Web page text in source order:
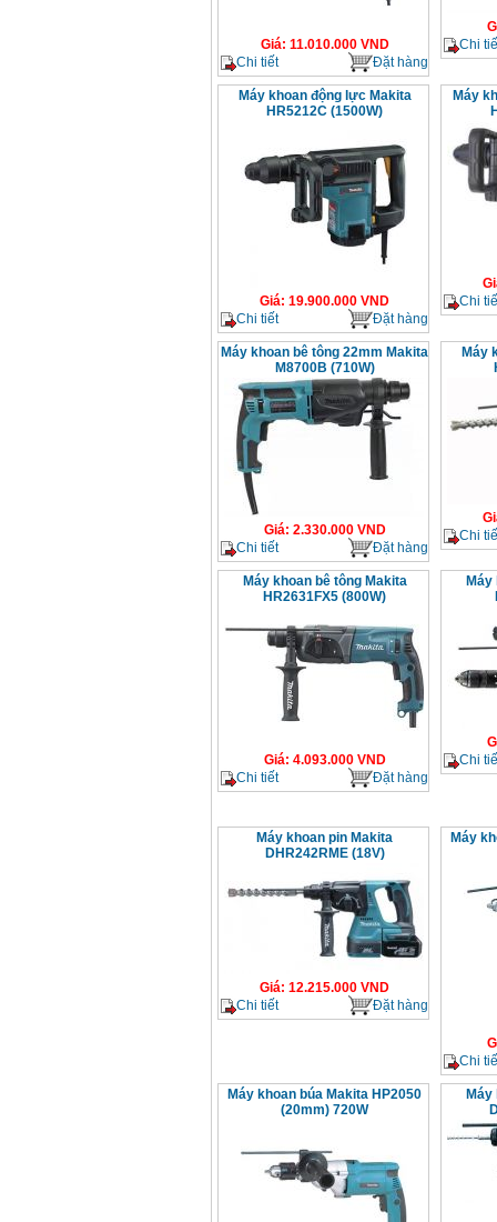
Giá: 11.010.000VND
Chi tiết
Đặt hàng
Chi
Máy khoan động lực Makita
HR5212C (1500W)
Giá: 19.900.000 VND
Chi tiết
Đặt hàng
Máy
Chi
Máy khoan bê tông 22mm Makita
M8700B (710W)
Giá: 2.330.000VND
Chi tiết
Đặt hàng
Máy
Chi
Máy khoan bê tông Makita
HR2631FX5 (800W)
Giá: 4.093.000VND
Chi tiết
Đặt hàng
Máy
Chi
Máy khoan pin Makita
DHR242RME (18V)
Giá: 12.215.000 VND
Chi tiết
Đặt hàng
Máy
Chi
Máy khoan búa Makita HP2050
(20mm) 720W
Máy